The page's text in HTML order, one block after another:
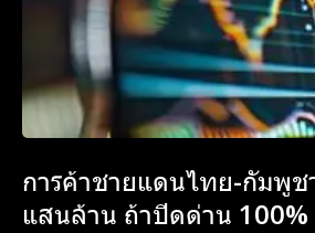
การค้าชายแดนไทย-กัมพูช
แสนล้าน ถ้าปิดด่าน 100%